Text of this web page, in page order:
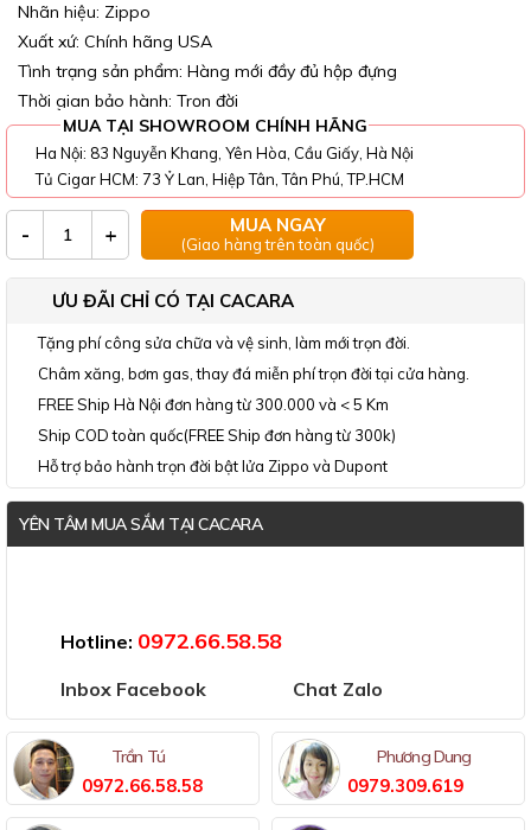
Nhãn hiệu: Zippo
Xuất xứ: Chính hãng USA
Tình trạng sản phẩm: Hàng mới đầy đủ hộp đựng
Thời gian bảo hành: Trọn đời
MUA TẠI SHOWROOM CHÍNH HÃNG
Ha Nội: 83 Nguyễn Khang, Yên Hòa, Cầu Giấy, Hà Nội
Tủ Cigar HCM: 73 Ỷ Lan, Hiệp Tân, Tân Phú, TP.HCM
- + MUA NGAY
(Giao hàng trên toàn quốc)
ƯU ĐÃI CHỈ CÓ TẠI CACARA
Tặng phí công sửa chữa và vệ sinh, làm mới trọn đời.
Châm xăng, bơm gas, thay đá miễn phí trọn đời tại cửa hàng.
FREE Ship Hà Nội đơn hàng từ 300.000 và < 5 Km
Ship COD toàn quốc(FREE Ship đơn hàng từ 300k)
Hỗ trợ bảo hành trọn đời bật lửa Zippo và Dupont
YÊN TÂM MUA SẮM TẠI CACARA
Hotline: 0972.66.58.58
Inbox Facebook Chat Zalo
Trần Tú
0972.66.58.58
Phương Dung
0979.309.619